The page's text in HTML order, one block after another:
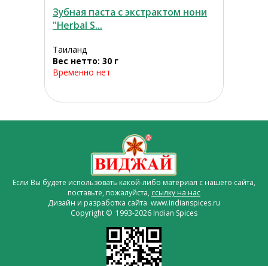
Зубная паста с экстрактом нони
"Herbal S...
Таиланд
Вес нетто: 30 г
Временно нет
Если Вы будете использовать какой-либо материал с нашего сайта,
поставьте, пожалуйста, ссылку на нас
Дизайн и разработка сайта www.indianspices.ru
Copyright © 1993-2026 Indian Spices